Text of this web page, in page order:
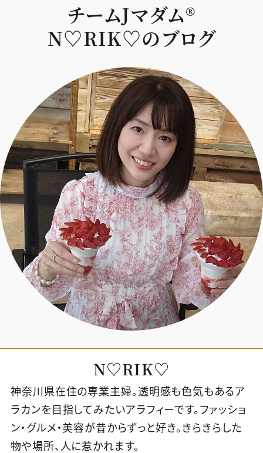
50代なに着てる？
ファッション特集
エイジングケア
ヘルスケアTOPICS
ストレッチ・エクササイズ
ダイエット
50代健康のお悩み
ライフスタイル
車・家電
旅行＆グルメ
カルチャー
50代のお悩み
エクラ 華組
エクラ 華組メンバー一覧
エクラ 華組ランキング
チームJマダム
チームJマダムメンバー一覧
チームJマダムランキング
チームJマダム特集
編集長コラム
あら、素敵☆ 手帖
占い
イヴルルド遙華の12星座占い
スペシャル占い
試し読み
エクラ通販
エクラプレミアムNEWS
通販ランキング
デジタルカタログ
エクラプレミアム通販
from編集部
インフォメーション
プレゼント
MAGAZINE
チームJマダム®︎
N♡RIK♡のブログ
N♡RIK♡
神奈川県在住の専業主婦。透明感も色気もあるア
ラカンを目指してみたいアラフィーです。ファッショ
ン・グルメ・美容が昔からずっと好き。きらきらした
物や場所、人に惹かれます。